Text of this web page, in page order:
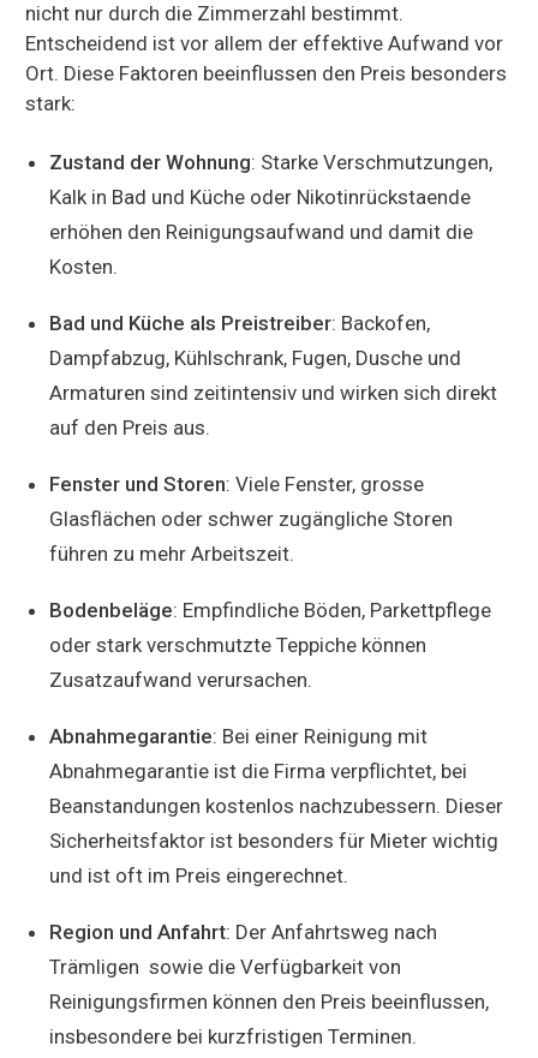
nicht nur durch die Zimmerzahl bestimmt.
Entscheidend ist vor allem der effektive Aufwand vor
Ort. Diese Faktoren beeinflussen den Preis besonders
stark:
Zustand der Wohnung: Starke Verschmutzungen,
Kalk in Bad und Küche oder Nikotinrückstaende
erhöhen den Reinigungsaufwand und damit die
Kosten.
Bad und Küche als Preistreiber: Backofen,
Dampfabzug, Kühlschrank, Fugen, Dusche und
Armaturen sind zeitintensiv und wirken sich direkt
auf den Preis aus.
Fenster und Storen: Viele Fenster, grosse
Glasflächen oder schwer zugängliche Storen
führen zu mehr Arbeitszeit.
Bodenbeläge: Empfindliche Böden, Parkettpflege
oder stark verschmutzte Teppiche können
Zusatzaufwand verursachen.
Abnahmegarantie: Bei einer Reinigung mit
Abnahmegarantie ist die Firma verpflichtet, bei
Beanstandungen kostenlos nachzubessern. Dieser
Sicherheitsfaktor ist besonders für Mieter wichtig
und ist oft im Preis eingerechnet.
Region und Anfahrt: Der Anfahrtsweg nach
Trämligen sowie die Verfügbarkeit von
Reinigungsfirmen können den Preis beeinflussen,
insbesondere bei kurzfristigen Terminen.